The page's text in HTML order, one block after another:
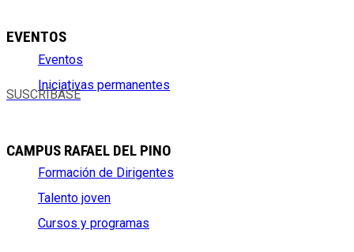
EVENTOS
Eventos
Iniciativas permanentes
SUSCRÍBASE
CAMPUS RAFAEL DEL PINO
Formación de Dirigentes
Talento joven
Cursos y programas